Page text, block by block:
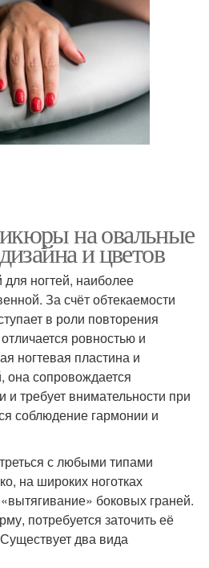
на овальные
и цветов
ногтей, наиболее
За счёт обтекаемости
в роли повторения
ровностью и
ногтевая пластина и
она сопровождается
и требует внимательности при
соблюдение гармонии и
с любыми типами
на широких ноготках
боковых граней.
потребуется заточить её
два вида